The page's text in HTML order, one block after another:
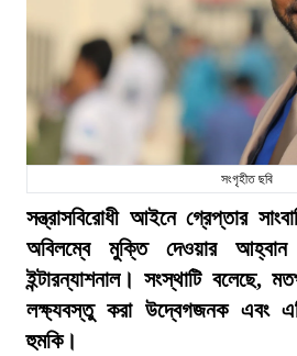
সংগৃহীত ছবি
সন্ত্রাসবিরোধী আইনে গ্রেপ্তার
অবিলম্বে মুক্তি দেওয়ার আহ্বান
ইন্টারন্যাশনাল। সংস্থাটি বলেছে,
লক্ষ্যবস্তু করা উদ্বেগজনক এবং
হুমকি।